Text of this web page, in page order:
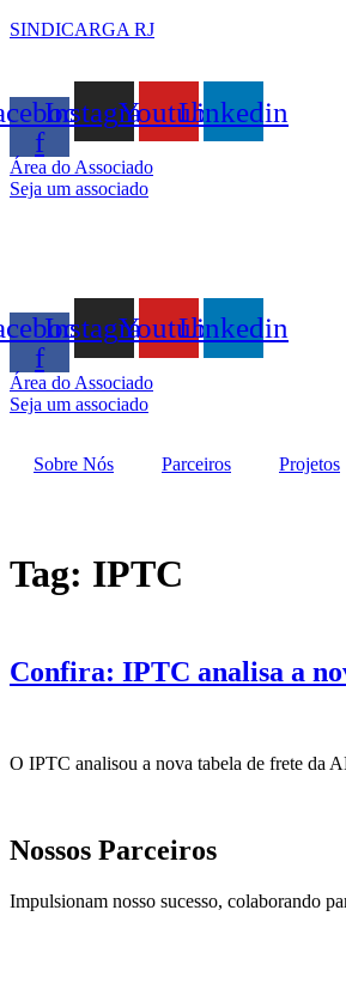
SINDICARGA RJ
f
InstagramYoutubeLinkedin
Área do Associado
Seja um associado
f
InstagramYoutubeLinkedin
Área do Associado
Seja um associado
Sobre Nós Parceiros Projetos
Tag: IPTC
Confira: IPTC analisa a
O IPTC analisou a nova tabela de frete da
Nossos Parceiros
Impulsionam nosso sucesso, colaborando